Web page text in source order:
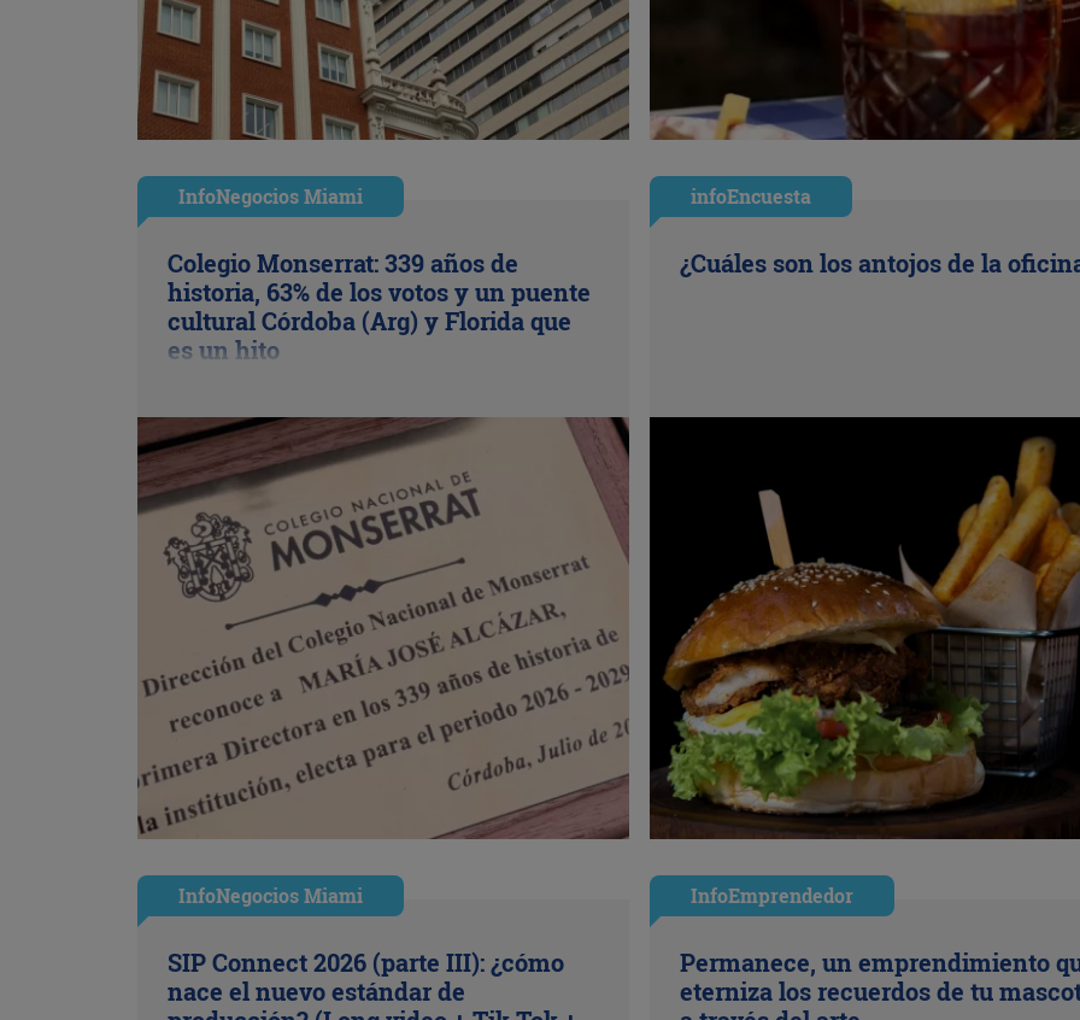
InfoNegocios Miami
Colegio Monserrat: 339 años de
historia, 63% de los votos y un puente
cultural Córdoba (Arg) y Florida que
es un hito
infoEncuesta
¿Cuáles son los antojos de la
InfoNegocios Miami
SIP Connect 2026 (parte III): ¿cómo
nace el nuevo estándar de
InfoEmprendedor
Permanece, un emprendimiento
eterniza los recuerdos de tu